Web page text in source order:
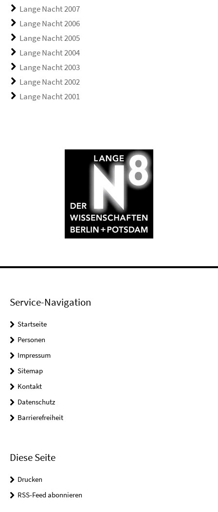
Lange Nacht 2007
Lange Nacht 2006
Lange Nacht 2005
Lange Nacht 2004
Lange Nacht 2003
Lange Nacht 2002
Lange Nacht 2001
Service-Navigation
Startseite
Personen
Impressum
Sitemap
Kontakt
Datenschutz
Barrierefreiheit
Diese Seite
Drucken
RSS-Feed abonnieren